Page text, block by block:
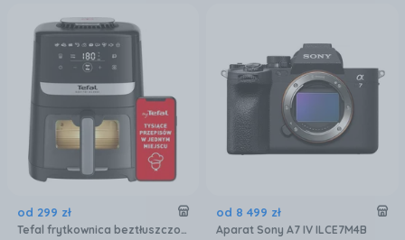
od 299 zł
Tefal frytkownica beztłuszczowa Air Fryer Easy Fry Silence Vision XL EY5568
od 8 499 zł
Aparat Sony A7 IV ILCE7M4B